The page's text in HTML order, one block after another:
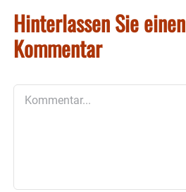
Hinterlassen Sie einen
Kommentar